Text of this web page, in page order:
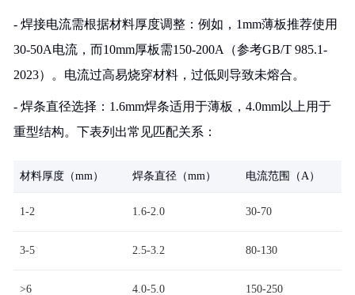
- 焊接电流需根据材料厚度调整：例如，1mm薄板推荐使用
30-50A电流，而10mm厚板需150-200A（参考GB/T 985.1-
2023）。电流过高易烧穿材料，过低则导致未熔合。
- 焊条直径选择：1.6mm焊条适用于薄板，4.0mm以上用于
重型结构。下表列出常见匹配关系：
材料厚度（mm） 焊条直径（mm） 电流范围（A）
1-2 1.6-2.0 30-70
3-5 2.5-3.2 80-130
>6 4.0-5.0 150-250